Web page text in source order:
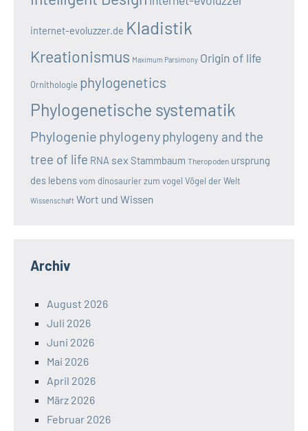
internet-evoluzzer.de Kladistik
Kreationismus Maximum Parsimony Origin of life
Ornithologie phylogenetics
Phylogenetische systematik
Phylogenie phylogenyphylogeny and the
tree of life RNA sex Stammbaum Theropoden ursprung
des lebensvom dinosaurier zum vogel Vögel der Welt
Wissenschaft Wort und Wissen
Archiv
August 2026
Juli 2026
Juni 2026
Mai 2026
April 2026
März 2026
Februar 2026